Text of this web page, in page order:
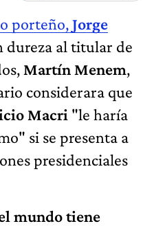
porteño,Jorge
dureza al titular de
Martín Menem,
considerara que
Macri "le haría
si se presenta a
presidenciales
mundo tiene